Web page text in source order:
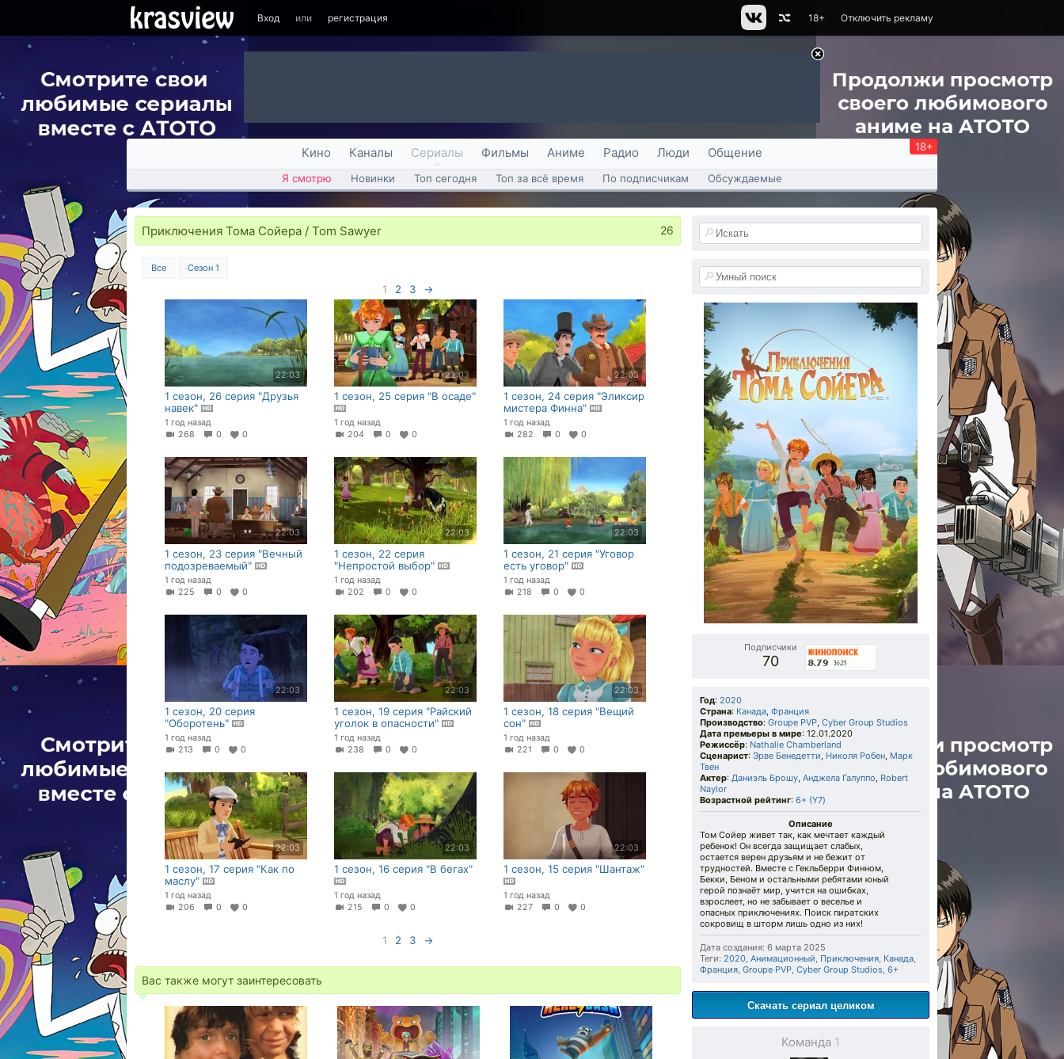
Вход или регистрация Отключить рекламу
18+
Кино Каналы Сериалы Фильмы Аниме Радио Люди Общение 18+
Я смотрю Новинки Топ сегодня Топ за всё время По подписчикам Обсуждаемые
Приключения Тома Сойера / Tom Sawyer 26
Все Сезон 1
1 2 3 →
22:03
1 сезон, 26 серия "Друзья
навек"
1 год назад
268
0 0
22:03
1 сезон, 25 серия "В осаде"
1 год назад
204
0 0
22:03
1 сезон, 24 серия "Эликсир
мистера Финна"
1 год назад
282
0 0
22:03
1 сезон, 23 серия "Вечный
подозреваемый"
1 год назад
225
0 0
22:03
1 сезон, 22 серия
"Непростой выбор"
1 год назад
202
0 0
22:03
1 сезон, 21 серия "Уговор
есть уговор"
1 год назад
218
0 0
22:03
1 сезон, 20 серия
"Оборотень"
1 год назад
213
0 0
22:03
1 сезон, 19 серия "Райский
уголок в опасности"
1 год назад
238
0 0
22:03
1 сезон, 18 серия "Вещий
сон"
1 год назад
221
0 0
22:03
1 сезон, 17 серия "Как по
маслу"
1 год назад
206
0 0
22:03
1 сезон, 16 серия "В бегах"
1 год назад
215
0 0
22:03
1 сезон, 15 серия "Шантаж"
1 год назад
227
0 0
1 2 3 →
Вас также могут заинтересовать
Подписчики
70
Год: 2020
Страна: Канада, Франция
Производство: Groupe PVP, Cyber Group Studios
Дата премьеры в мире: 12.01.2020
Режиссёр: Nathalie Chamberland
Сценарист: Эрве Бенедетти, Николя Робен, Марк
Твен
Актер: Даниэль Брошу, Анджела Галуппо, Robert
Naylor
Возрастной рейтинг: 6+ (Y7)
Описание
Том Сойер живет так, как мечтает каждый
ребенок! Он всегда защищает слабых,
остается верен друзьям и не бежит от
трудностей. Вместе с Гекльберри Финном,
Бекки, Беном и остальными ребятами юный
герой познаёт мир, учится на ошибках,
взрослеет, но не забывает о веселье и
опасных приключениях. Поиск пиратских
сокровищ в шторм лишь одно из них!
Дата создания: 6 марта 2025
Теги: 2020, Анимационный, Приключения, Канада,
Франция, Groupe PVP, Cyber Group Studios, 6+
Скачать сериал целиком
Команда 1